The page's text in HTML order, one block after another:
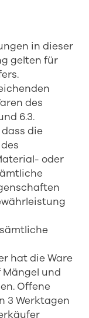
in dieser
gelten für
des
6.3.
die
oder
hat die Ware
und
Offene
3 Werktagen